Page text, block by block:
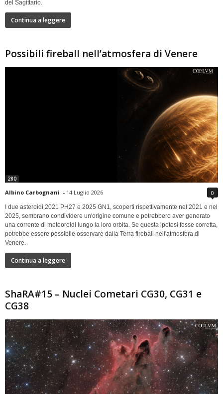
del Sagittario.
Continua a leggere
Possibili fireball nell’atmosfera di Venere
280
Albino Carbognani - 14 Luglio 2026 0
I due asteroidi 2021 PH27 e 2025 GN1, scoperti rispettivamente nel 2021 e nel
2025, sembrano condividere un'origine comune e potrebbero aver generato
una corrente di meteoroidi lungo la loro orbita. Se questa ipotesi fosse corretta,
potrebbe essere possibile osservare dalla Terra fireball nell'atmosfera di
Venere.
Continua a leggere
ShaRA#15 – Nuclei Cometari CG30, CG31 e
CG38